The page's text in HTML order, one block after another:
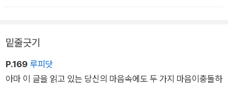
기 때문입니다.
밑줄긋기
P.169 루피닷
아마 이 글을 읽고 있는 당신의 마음속에도 두 가지 마음이충돌하